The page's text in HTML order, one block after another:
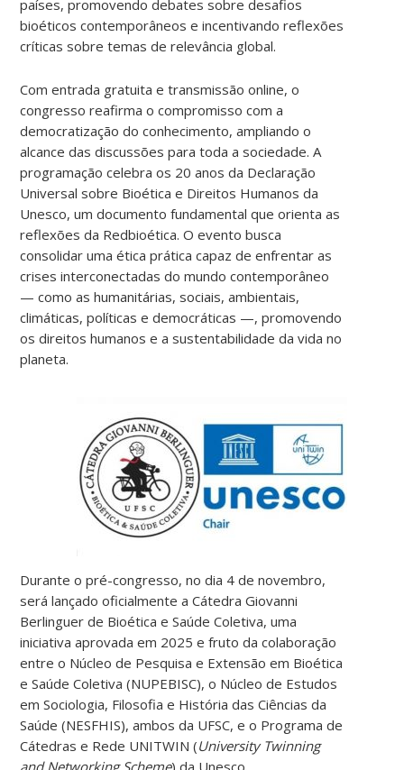
países, promovendo debates sobre desafios
bioéticos contemporâneos e incentivando reflexões
críticas sobre temas de relevância global.
Com entrada gratuita e transmissão online, o
congresso reafirma o compromisso com a
democratização do conhecimento, ampliando o
alcance das discussões para toda a sociedade. A
programação celebra os 20 anos da Declaração
Universal sobre Bioética e Direitos Humanos da
Unesco, um documento fundamental que orienta as
reflexões da Redbioética. O evento busca
consolidar uma ética prática capaz de enfrentar as
crises interconectadas do mundo contemporâneo
— como as humanitárias, sociais, ambientais,
climáticas, políticas e democráticas —, promovendo
os direitos humanos e a sustentabilidade da vida no
planeta.
Durante o pré-congresso, no dia 4 de novembro,
será lançado oficialmente a Cátedra Giovanni
Berlinguer de Bioética e Saúde Coletiva, uma
iniciativa aprovada em 2025 e fruto da colaboração
entre o Núcleo de Pesquisa e Extensão em Bioética
e Saúde Coletiva (NUPEBISC), o Núcleo de Estudos
em Sociologia, Filosofia e História das Ciências da
Saúde (NESFHIS), ambos da UFSC, e o Programa de
Cátedras e Rede UNITWIN (University Twinning
and Networking Scheme) da Unesco.